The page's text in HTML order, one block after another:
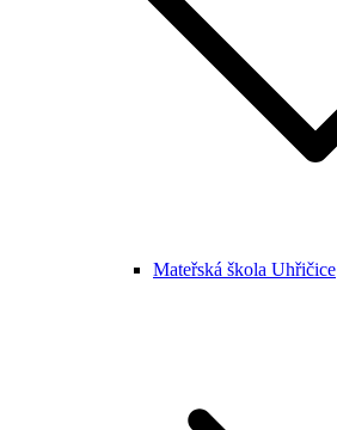
Mateřská škola Uhřičice